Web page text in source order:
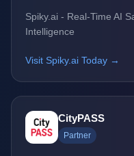
Spiky.ai - Real-Time AI
Intelligence
Visit Spiky.ai Today →
CityPASS
Partner